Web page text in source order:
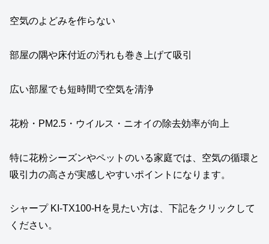
空気のよどみを作らない
部屋の隅や床付近の汚れも巻き上げて吸引
広い部屋でも短時間で空気を清浄
花粉・PM2.5・ウイルス・ニオイの除去効率が向上
特に花粉シーズンやペットのいる家庭では、空気の循環と
吸引力の高さが実感しやすいポイントになります。
シャープ KI-TX100-Hを見たい方は、下記をクリックして
ください。